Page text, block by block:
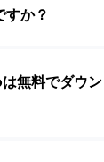
すか？
無料でダウン